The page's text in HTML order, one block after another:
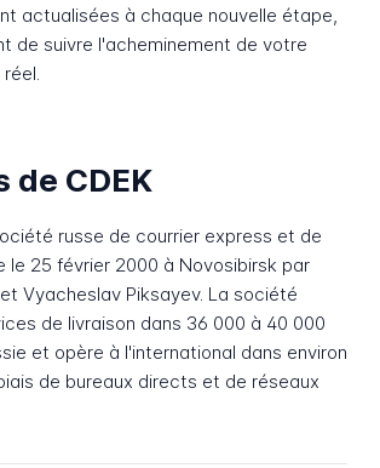
actualisées à chaque nouvelle étape,
de suivre l'acheminement de votre
de CDEK
russe de courrier express et de
le 25 février 2000 à Novosibirsk par
Vyacheslav Piksayev. La société
de livraison dans 36 000 à 40 000
et opère à l'international dans environ
de bureaux directs et de réseaux